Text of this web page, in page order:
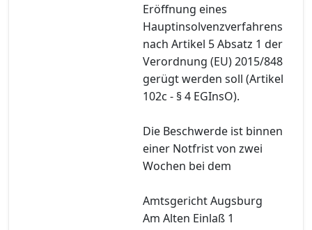
Eröffnung eines
Hauptinsolvenzverfahrens
nach Artikel 5 Absatz 1 der
Verordnung (EU) 2015/848
gerügt werden soll (Artikel
102c - § 4 EGInsO).
Die Beschwerde ist binnen
einer Notfrist von zwei
Wochen bei dem
Amtsgericht Augsburg
Am Alten Einlaß 1